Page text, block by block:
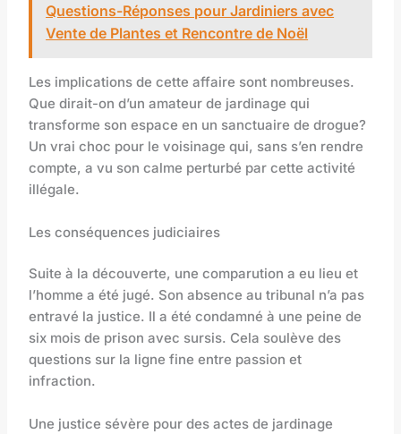
Questions-Réponses pour Jardiniers avec
Vente de Plantes et Rencontre de Noël
Les implications de cette affaire sont nombreuses.
Que dirait-on d’un amateur de jardinage qui
transforme son espace en un sanctuaire de drogue?
Un vrai choc pour le voisinage qui, sans s’en rendre
compte, a vu son calme perturbé par cette activité
illégale.
Les conséquences judiciaires
Suite à la découverte, une comparution a eu lieu et
l’homme a été jugé. Son absence au tribunal n’a pas
entravé la justice. Il a été condamné à une peine de
six mois de prison avec sursis. Cela soulève des
questions sur la ligne fine entre passion et
infraction.
Une justice sévère pour des actes de jardinage